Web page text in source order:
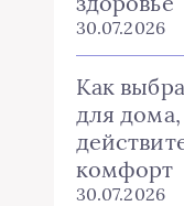
30.07.2026
Как
для
комфорт
30.07.2026